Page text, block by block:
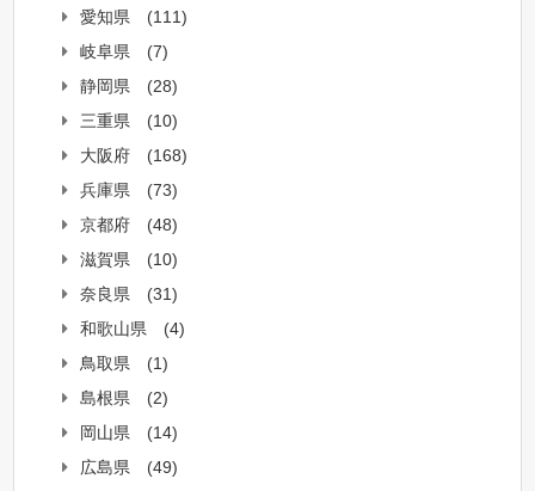
愛知県
(111)
岐阜県
(7)
静岡県
(28)
三重県
(10)
大阪府
(168)
兵庫県
(73)
京都府
(48)
滋賀県
(10)
奈良県
(31)
和歌山県
(4)
鳥取県
(1)
島根県
(2)
岡山県
(14)
広島県
(49)